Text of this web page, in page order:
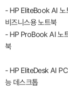
- HP EliteBook AI 노
비즈니스용 노트북
- HP ProBook AI 노
북
- HP EliteDesk AI
능 데스크톱